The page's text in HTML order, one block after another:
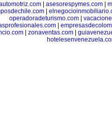
asesorespymes.com
operadoradeturismo.com
| zonaventas.com|